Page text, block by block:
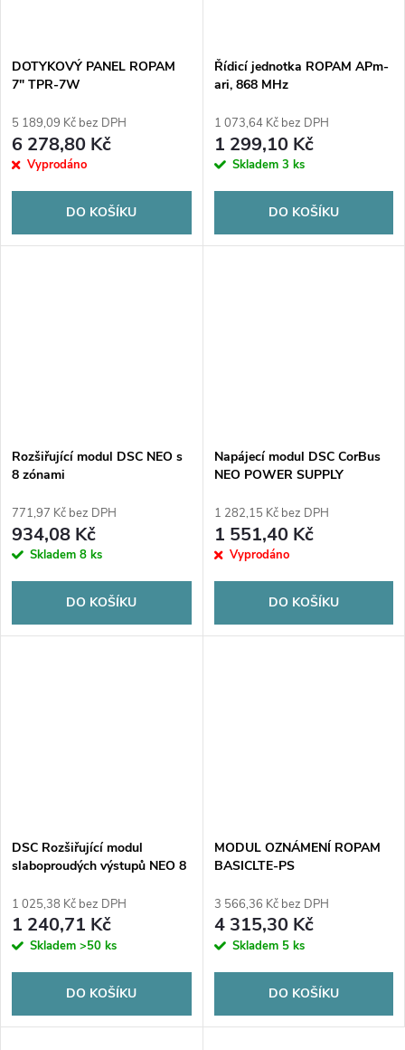
DOTYKOVÝ PANEL ROPAM
7" TPR-7W
5 189,09 Kč bez DPH
6 278,80 Kč
Vyprodáno
DO KOŠÍKU
Řídicí jednotka ROPAM APm-
ari, 868 MHz
1 073,64 Kč bez DPH
1 299,10 Kč
Skladem 3 ks
DO KOŠÍKU
Rozšiřující modul DSC NEO s
8 zónami
771,97 Kč bez DPH
934,08 Kč
Skladem 8 ks
DO KOŠÍKU
Napájecí modul DSC CorBus
NEO POWER SUPPLY
1 282,15 Kč bez DPH
1 551,40 Kč
Vyprodáno
DO KOŠÍKU
DSC Rozšiřující modul
slaboproudých výstupů NEO 8
EXPANDER
1 025,38 Kč bez DPH
1 240,71 Kč
Skladem >50 ks
DO KOŠÍKU
MODUL OZNÁMENÍ ROPAM
BASICLTE-PS
3 566,36 Kč bez DPH
4 315,30 Kč
Skladem 5 ks
DO KOŠÍKU